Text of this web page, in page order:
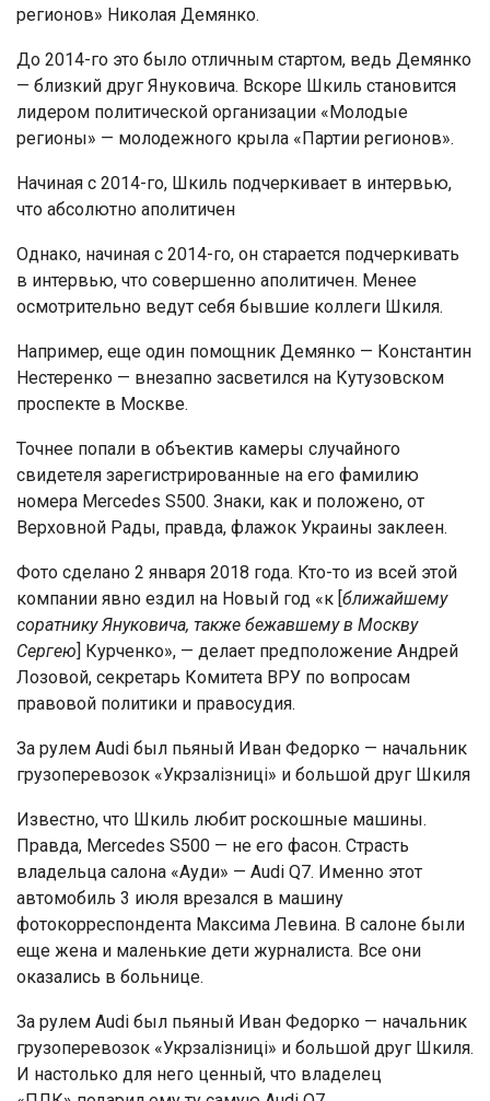
регионов» Николая Демянко.
До 2014-го это было отличным стартом, ведь Демянко
— близкий друг Януковича. Вскоре Шкиль становится
лидером политической организации «Молодые
регионы» — молодежного крыла «Партии регионов».
Начиная с 2014-го, Шкиль подчеркивает в интервью,
что абсолютно аполитичен
Однако, начиная с 2014-го, он старается подчеркивать
в интервью, что совершенно аполитичен. Менее
осмотрительно ведут себя бывшие коллеги Шкиля.
Например, еще один помощник Демянко — Константин
Нестеренко — внезапно засветился на Кутузовском
проспекте в Москве.
Точнее попали в объектив камеры случайного
свидетеля зарегистрированные на его фамилию
номера Mercedes S500. Знаки, как и положено, от
Верховной Рады, правда, флажок Украины заклеен.
Фото сделано 2 января 2018 года. Кто-то из всей этой
компании явно ездил на Новый год «к [ближайшему
соратнику Януковича, также бежавшему в Москву
Сергею] Курченко», — делает предположение Андрей
Лозовой, секретарь Комитета ВРУ по вопросам
правовой политики и правосудия.
За рулем Audi был пьяный Иван Федорко — начальник
грузоперевозок «Укрзалізниці» и большой друг Шкиля
Известно, что Шкиль любит роскошные машины.
Правда, Mercedes S500 — не его фасон. Страсть
владельца салона «Ауди» — Audi Q7. Именно этот
автомобиль 3 июля врезался в машину
фотокорреспондента Максима Левина. В салоне были
еще жена и маленькие дети журналиста. Все они
оказались в больнице.
За рулем Audi был пьяный Иван Федорко — начальник
грузоперевозок «Укрзалізниці» и большой друг Шкиля.
И настолько для него ценный, что владелец